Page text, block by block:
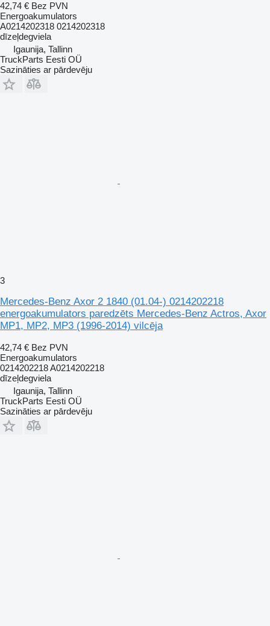
42,74 € Bez PVN
Energoakumulators
A0214202318 0214202318
dīzeļdegviela
Igaunija, Tallinn
TruckParts Eesti OÜ
Sazināties ar pārdevēju
3
Mercedes-Benz Axor 2 1840 (01.04-) 0214202218
energoakumulators paredzēts Mercedes-Benz Actros, Axor
MP1, MP2, MP3 (1996-2014) vilcēja
42,74 € Bez PVN
Energoakumulators
0214202218 A0214202218
dīzeļdegviela
Igaunija, Tallinn
TruckParts Eesti OÜ
Sazināties ar pārdevēju